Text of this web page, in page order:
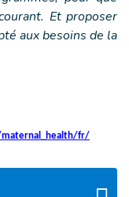
Et proposer
aux besoins de la
fr/